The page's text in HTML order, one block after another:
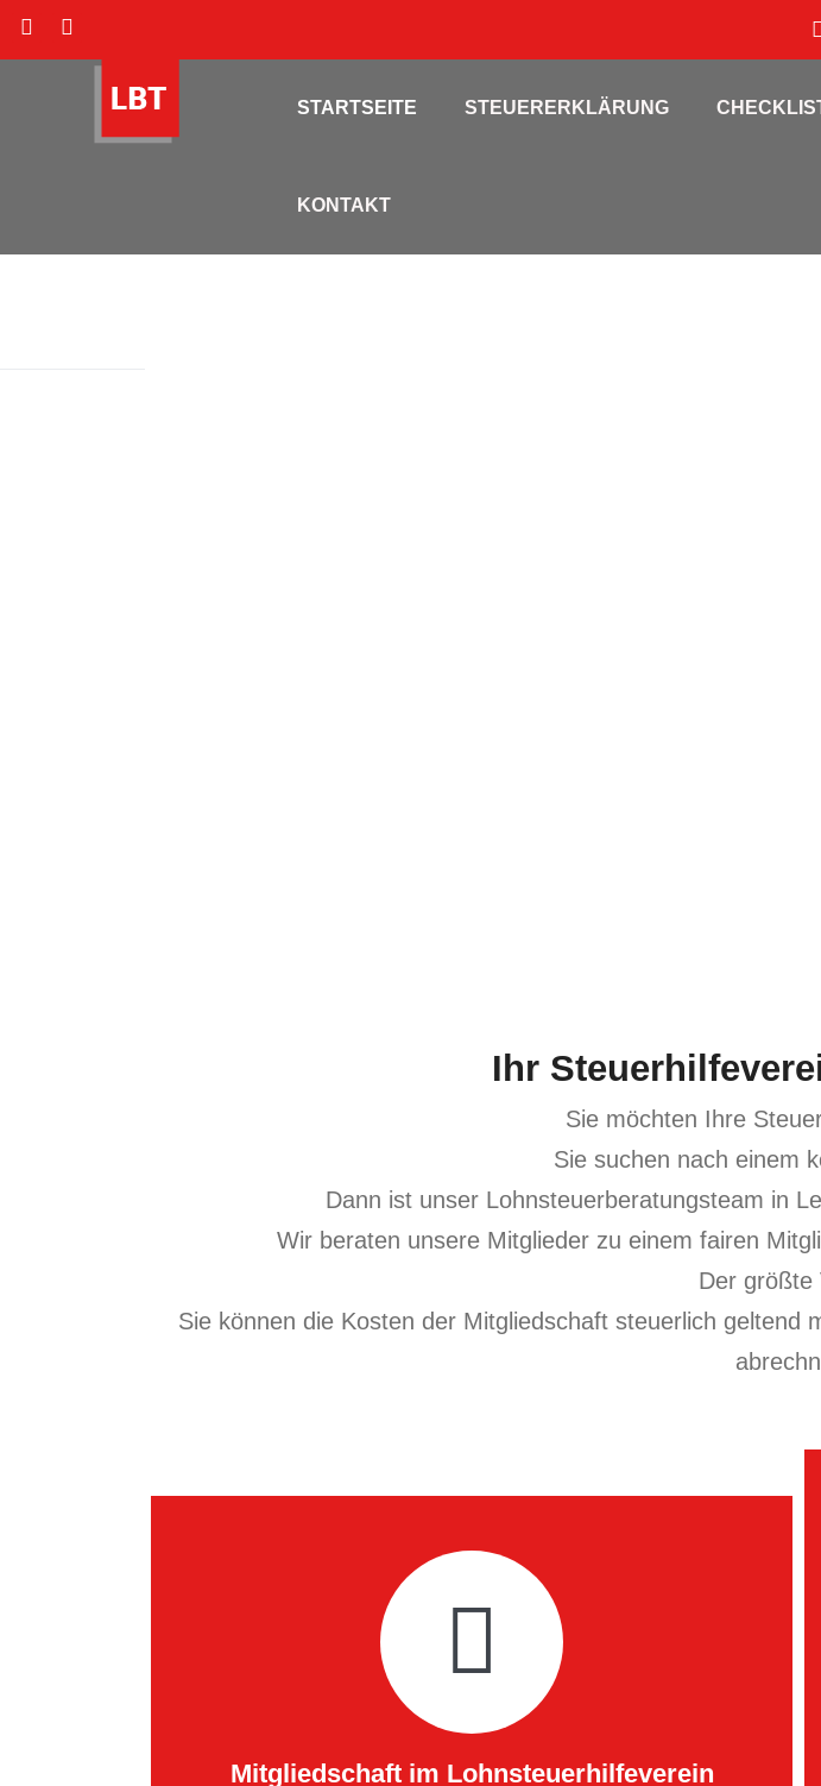
STARTSEITE STEUERERKLÄRUNG
KONTAKT
Wir erstellen Ihre
Erhalten Sie zu viel gezahlte Steuern einfach
Wir beraten Sie zu sämtlichen Themen rund um
Ihr
Sie möchten Ihre
Sie suchen nach einem
Dann ist unser Lohnsteuerberatungsteam in
Wir beraten unsere Mitglieder zu einem fairen
Der größte
Sie können die Kosten der Mitgliedschaft steuerlich geltend
Mitgliedschaft im Lohnsteuerhilfeverein